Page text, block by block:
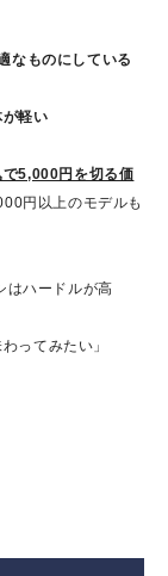
なものにしている
が軽い
で5,000円を切る価
円以上のモデルも
はハードルが高
ってみたい」